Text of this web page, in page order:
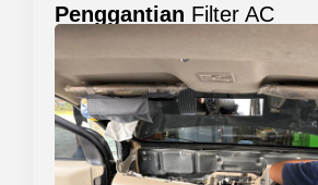
Penggantian Filter AC